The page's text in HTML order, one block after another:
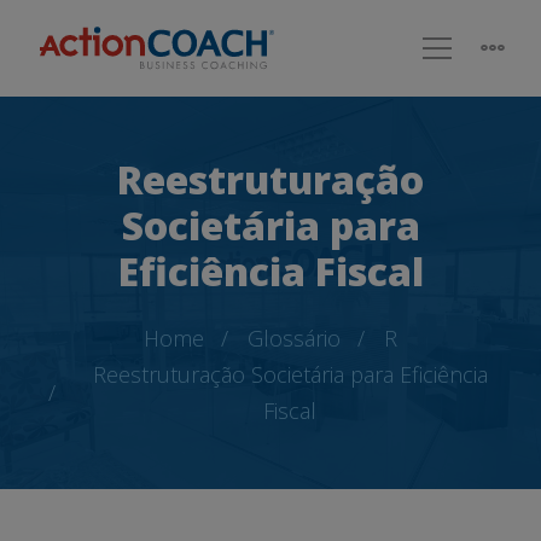
Reestruturação
Societária para
Eficiência Fiscal
Home Glossário
R
Reestruturação Societária para Eficiência
Fiscal